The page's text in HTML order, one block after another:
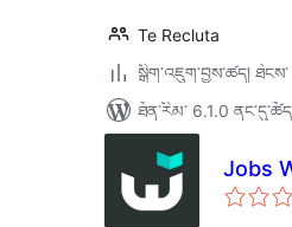
Te Recluta
སྒྲིག་འཇུག་བྱས་ཚད། ཐེངས་
ཐོན་རིམ་ 6.1.0
Jobs